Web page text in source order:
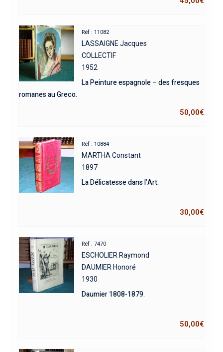
Réf : 11082
LASSAIGNE Jacques
COLLECTIF
1952
La Peinture espagnole – des fresques
romanes au Greco.
50,00€
Réf : 10884
MARTHA Constant
1897
La Délicatesse dans l’Art.
30,00€
Réf : 7470
ESCHOLIER Raymond
DAUMIER Honoré
1930
Daumier 1808-1879.
50,00€